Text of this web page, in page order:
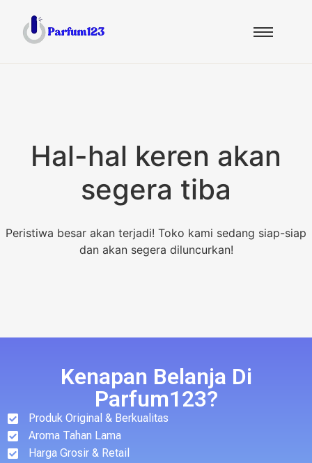
Hal-hal keren akan
segera tiba
Peristiwa besar akan terjadi! Toko kami sedang siap-siap
dan akan segera diluncurkan!
Kenapan Belanja Di
Parfum123?
Produk Original & Berkualitas
Aroma Tahan Lama
Harga Grosir & Retail